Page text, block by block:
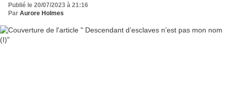
Publié le 20/07/2023 à 21:16
Par Aurore Holmes